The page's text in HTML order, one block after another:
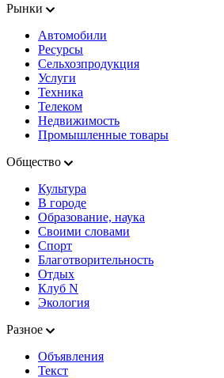
Рынки
Автомобили
Ресурсы
Сельхозпродукция
Услуги
Техника
Телеком
Недвижимость
Промышленные товары
Общество
Культура
В городе
Образование, наука
Своими словами
Спорт
Благотворительность
Отдых
Клуб N
Экология
Разное
Объявления
Текст